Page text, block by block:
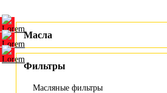
Масла
Фильтры
Масляные фильтры